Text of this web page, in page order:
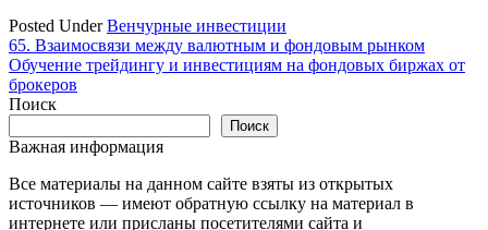
Posted UnderВенчурные инвестиции
Навигация
по
записям
65. Взаимосвязи между валютным и фондовым рынком
Обучение трейдингу и инвестициям на фондовых биржах от
брокеров
Поиск
Поиск
Важная информация
Все материалы на данном сайте взяты из открытых
источников — имеют обратную ссылку на материал в
интернете или присланы посетителями сайта и